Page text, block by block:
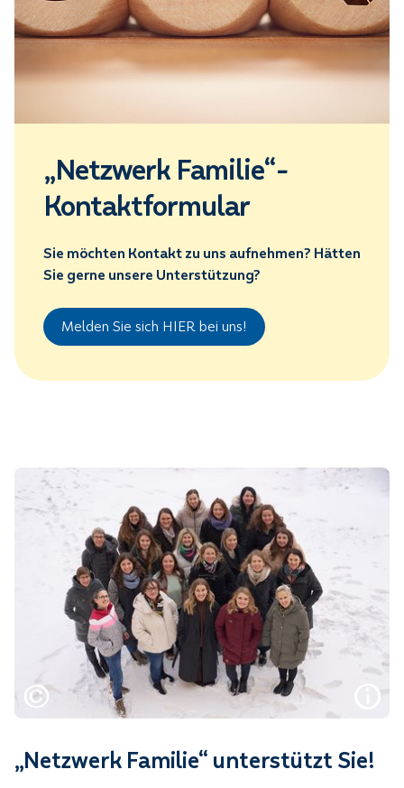
„Netzwerk Familie“-
Kontaktformular
Sie möchten Kontakt zu uns aufnehmen? Hätten
Sie gerne unsere Unterstützung?
Melden Sie sich HIER bei uns!
„Netzwerk Familie“ unterstützt Sie!